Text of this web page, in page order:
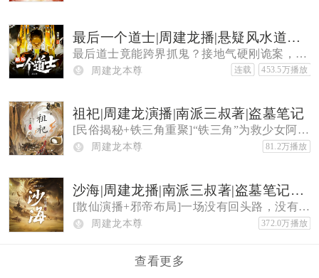
最后一个道士|周建龙播|悬疑风水道术神作
最后道士竟能跨界抓鬼？接地气硬刚诡案，越看越上头超带感！
周建龙本尊 连载 453.5万播放
祖祀|周建龙演播|南派三叔著|盗墓笔记
[民俗揭秘+铁三角重聚]“铁三角”为救少女阿祖，与古老命运展开终极对决。
周建龙本尊 81.2万播放
沙海|周建龙播|南派三叔著|盗墓笔记系列|吴邪
[散仙演播+邪帝布局]一场没有回头路，没有终点的计划
周建龙本尊 372.0万播放
查看更多